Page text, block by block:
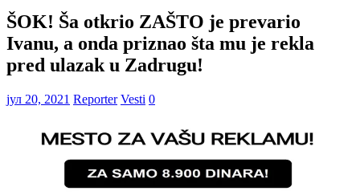
ŠOK! Ša otkrio ZAŠTO je prevario
Ivanu, a onda priznao šta mu je rekla
pred ulazak u Zadrugu!
јул 20, 2021 Reporter Vesti 0